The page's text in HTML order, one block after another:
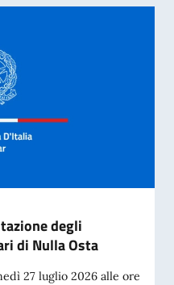
degli
di Nulla Osta
27 luglio 2026 alle ore